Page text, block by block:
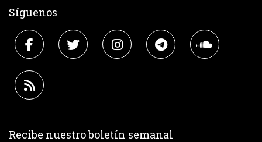
Síguenos
Recibe nuestro boletín semanal